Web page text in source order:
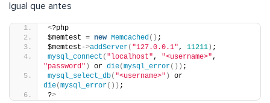
Igual que antes
<?php
$memtest = new Memcached () ;
$memtest->addServer( "127.0.0.1" , 11211) ;
mysql_connect ( "localhost" , "<username>"
"password" ) or die(mysql_error()) ;
mysql_select_db( "<username>" )
die(mysql_error()) ;
?>